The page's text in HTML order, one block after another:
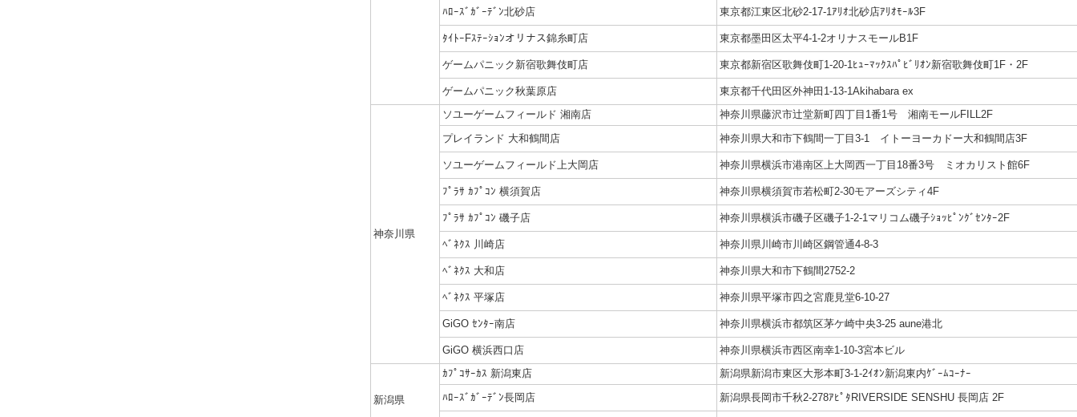
ﾊﾛｰｽﾞｶﾞｰﾃﾞﾝ北砂店 東京都江東区北砂2-17-1ｱﾘｵ北砂店ｱﾘｵﾓｰﾙ3F
ﾀｲﾄｰFｽﾃｰｼｮﾝオリナス錦糸町店 東京都墨田区太平4-1-2オリナスモールB1F
ゲームパニック新宿歌舞伎町店 東京都新宿区歌舞伎町1-20-1ﾋｭｰﾏｯｸｽﾊﾟﾋﾞﾘｵﾝ新宿歌舞伎町1F・2F
ゲームパニック秋葉原店 東京都千代田区外神田1-13-1Akihabara ex
神奈川県
ソユーゲームフィールド 湘南店
神奈川県藤沢市辻堂新町四丁目1番1号 湘南モールFILL2F
プレイランド 大和鶴間店
神奈川県大和市下鶴間一丁目3-1 イトーヨーカドー大和鶴間店3F
ソユーゲームフィールド上大岡店 神奈川県横浜市港南区上大岡西一丁目18番3号 ミオカリスト館6F
ﾌﾟﾗｻ ｶﾌﾟｺﾝ 横須賀店 神奈川県横須賀市若松町2-30モアーズシティ4F
ﾌﾟﾗｻ ｶﾌﾟｺﾝ 磯子店 神奈川県横浜市磯子区磯子1-2-1マリコム磯子ｼｮｯﾋﾟﾝｸﾞｾﾝﾀｰ2F
ﾍﾞﾈｸｽ 川崎店 神奈川県川崎市川崎区鋼管通4-8-3
ﾍﾞﾈｸｽ 大和店 神奈川県大和市下鶴間2752-2
ﾍﾞﾈｸｽ 平塚店 神奈川県平塚市四之宮鹿見堂6-10-27
GiGO ｾﾝﾀｰ南店 神奈川県横浜市都筑区茅ケ崎中央3-25 aune港北
GiGO 横浜西口店 神奈川県横浜市西区南幸1-10-3宮本ビル
新潟県
ｶﾌﾟｺｻｰｶｽ 新潟東店
新潟県新潟市東区大形本町3-1-2ｲｵﾝ新潟東内ｹﾞｰﾑｺｰﾅｰ
ﾊﾛｰｽﾞｶﾞｰﾃﾞﾝ長岡店
新潟県長岡市千秋2-278ｱﾋﾟﾀRIVERSIDE SENSHU 長岡店 2F